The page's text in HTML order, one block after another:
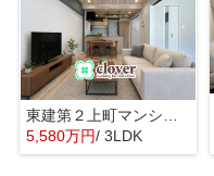
5,580万円/ 3LDK